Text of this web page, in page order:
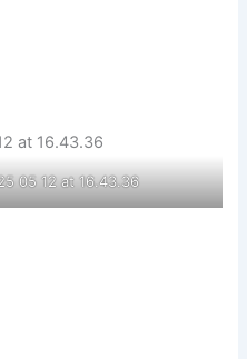
05 12 at 16.43.36